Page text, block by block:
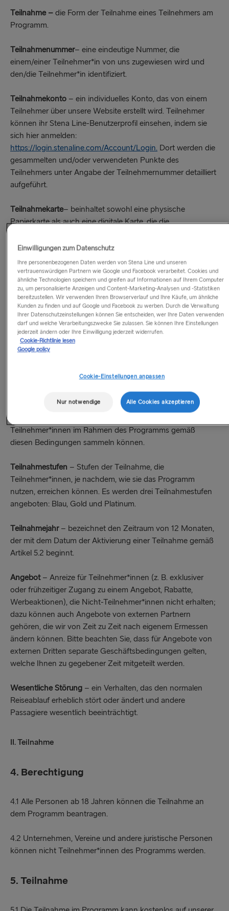
Teilnahme – die Form der Teilnahme eines Teilnehmers am
Programm.
Teilnahmenummer– eine eindeutige Nummer, die
einem/einer Teilnehmer*in von uns zugewiesen wird und
den/die Teilnehmer*in identifiziert.
Teilnahmekonto – ein individuelles Konto, das von einem
Teilnehmer über unsere Website erstellt wird. Teilnehmer
können ihr Stena Line-Benutzerprofil einsehen, indem sie
sich hier anmelden:
https://login.stenaline.com/Account/Login. Dort werden die
gesammelten und/oder verwendeten Punkte des
Teilnehmers unter Angabe der Teilnehmernummer detailliert
aufgeführt.
Teilnahmekarte– beinhaltet sowohl eine physische
Papierkarte als auch eine digitale Karte, die die
Teilnahmekarte kann mobil über die Teilnahmeseite unter
https://www.stenaline.de/meine-seite/meine-punkte
App oder über Ihre „Willkommen an Bord“-E-Mail für neue
Teilnehmer*innen aufgerufen werden. Immer, wenn ein
Kunde eincheckt, erhält er einen Ausdruck einer temporären
Teilnahmekarte. Mit der Teilnahmekarte können
Teilnehmer*innen im Rahmen des Programms Punkte
sammeln (zum Beispiel durch bestimmte Ausgaben, die
Buchung von Aktivitäten oder die Nutzung von Angeboten
Teilnahmekarte stellt keine Zahlungs-, Debit- oder
Kreditkarte oder ein anderes Zahlungsmittel dar.
Teilnehmer*innen im Rahmen des Programms gemäß
diesen Bedingungen sammeln können.
Teilnahmestufen – Stufen der Teilnahme, die
Teilnehmer*innen, je nachdem, wie sie das Programm
nutzen, erreichen können. Es werden drei Teilnahmestufen
angeboten: Blau, Gold und Platinum.
Teilnahmejahr – bezeichnet den Zeitraum von 12 Monaten,
der mit dem Datum der Aktivierung einer Teilnahme gemäß
Artikel 5.2 beginnt.
Angebot– Anreize für Teilnehmer*innen (z. B. exklusiver
oder frühzeitiger Zugang zu einem Angebot, Rabatte,
Werbeaktionen), die Nicht-Teilnehmer*innen nicht erhalten;
dazu können auch Angebote von externen Partnern
gehören, die wir von Zeit zu Zeit nach eigenem Ermessen
ändern können. Bitte beachten Sie, dass für Angebote von
externen Dritten separate Geschäftsbedingungen gelten,
welche Ihnen zu gegebener Zeit mitgeteilt werden.
Wesentliche Störung – ein Verhalten, das den normalen
Reiseablauf erheblich stört oder ändert und andere
Passagiere wesentlich beeinträchtigt.
II. Teilnahme
4. Berechtigung
4.1 Alle Personen ab 18 Jahren können die Teilnahme an
dem Programm beantragen.
4.2 Unternehmen, Vereine und andere juristische Personen
können nicht Teilnehmer*innen des Programms werden.
5. Teilnahme
Einwilligungen zum Datenschutz
Ihre personenbezogenen Daten werden von Stena Line und unseren
vertrauenswürdigen Partnern wie Google und Facebook verarbeitet. Cookies und
ähnliche Technologien speichern und greifen auf Informationen auf Ihrem Computer
zu, um personalisierte Anzeigen und Content-Marketing-Analysen und -Statistiken
bereitzustellen. Wir verwenden Ihren Browserverlauf und Ihre Käufe, um ähnliche
Kunden zu finden und auf Google und Facebook zu werben. Durch die Verwaltung
Ihrer Datenschutzeinstellungen können Sie entscheiden, wer Ihre Daten verwenden
darf und welche Verarbeitungszwecke Sie zulassen. Sie können Ihre Einstellungen
jederzeit ändern oder Ihre Einwilligung jederzeit widerrufen.
Cookie-Richtlinie lesen
Google policy
Cookie-Einstellungen anpassen
Nur notwendige Alle Cookies akzeptieren